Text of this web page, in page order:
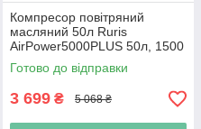
Компресор повітряний
масляний 50л Ruris
AirPower5000PLUS 50л, 1500
Вт компресор повітряний
електричний
Готово до відправки
3 699 ₴ 5 068 ₴